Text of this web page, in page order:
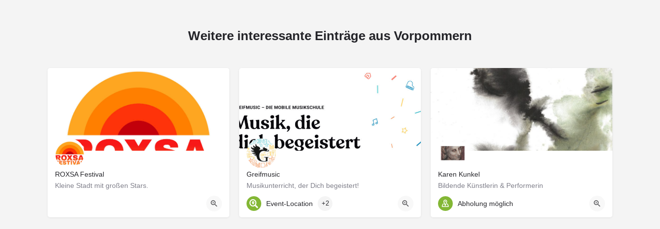
Weitere interessante Einträge aus Vorpommern
ROXSA Festival
Kleine Stadt mit großen Stars.
Greifmusic
Musikunterricht, der Dich begeistert!
Event-Location +2
Karen Kunkel
Bildende Künstlerin & Performerin
Abholung möglich